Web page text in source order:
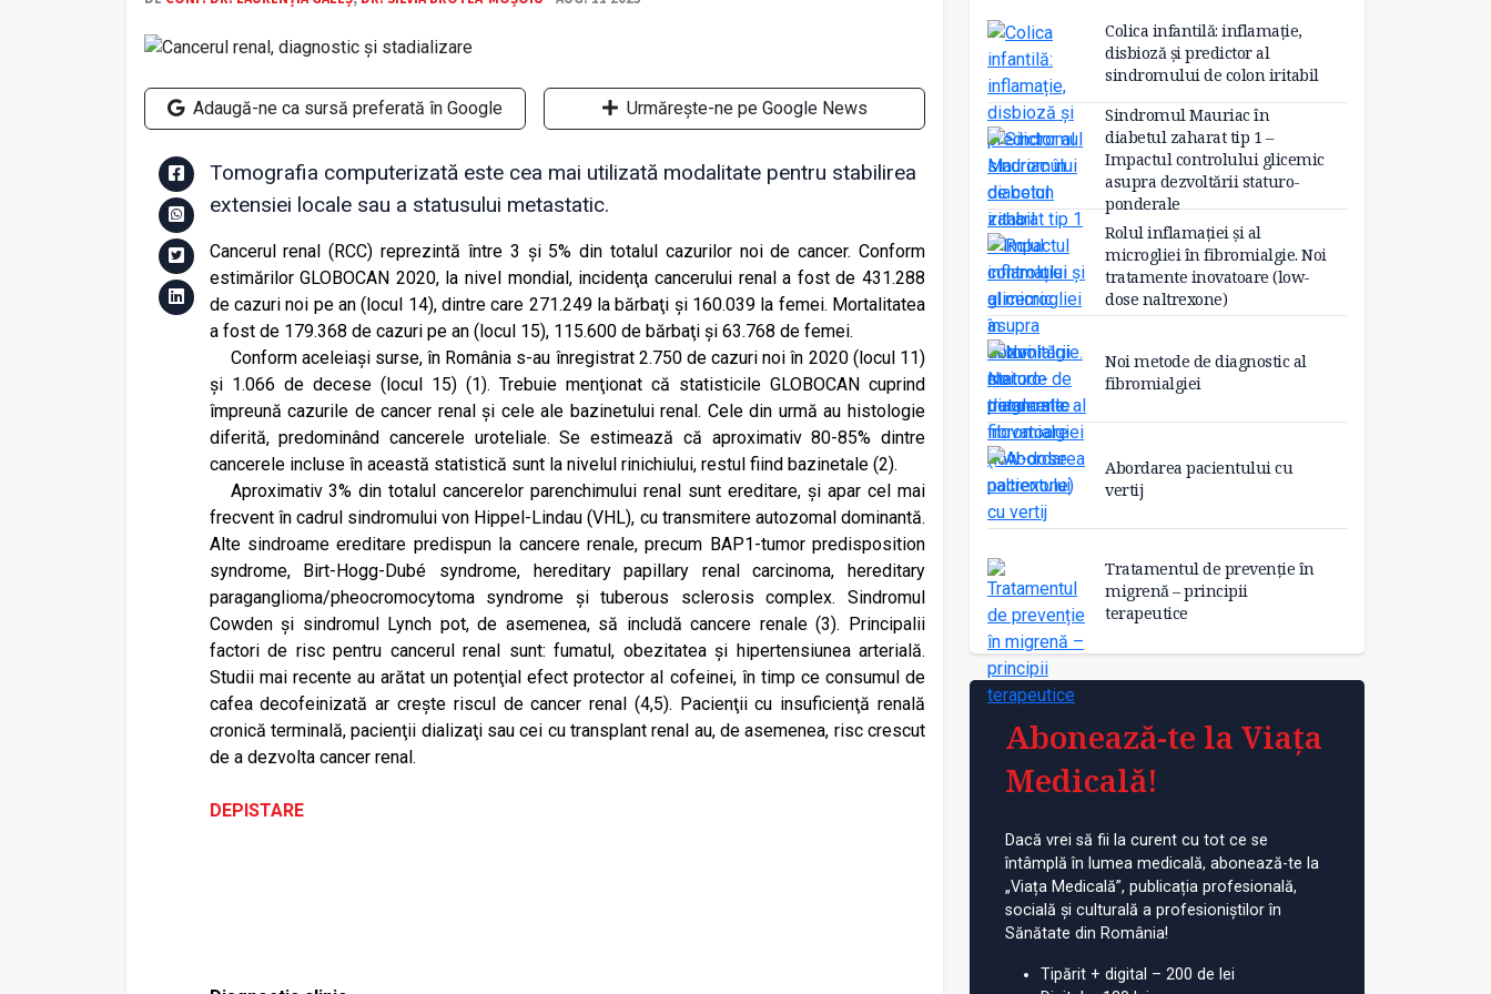
Adaugă-ne ca sursă preferată în Google Urmărește-ne pe Google News
Tomografia computerizată este cea mai utilizată modalitate pentru stabilirea
extensiei locale sau a statusului metastatic.
Cancerul renal (RCC) reprezintă între 3 și 5% din totalul cazurilor noi de cancer. Conform
estimărilor GLOBOCAN 2020, la nivel mondial, incidenţa cancerului renal a fost de 431.288
de cazuri noi pe an (locul 14), dintre care 271.249 la bărbaţi și 160.039 la femei. Mortalitatea
a fost de 179.368 de cazuri pe an (locul 15), 115.600 de bărbaţi și 63.768 de femei.
Conform aceleiași surse, în România s-au înregistrat 2.750 de cazuri noi în 2020 (locul 11)
și 1.066 de decese (locul 15) (1). Trebuie menţionat că statisticile GLOBOCAN cuprind
împreună cazurile de cancer renal și cele ale bazinetului renal. Cele din urmă au histologie
diferită, predominând cancerele uroteliale. Se estimează că aproximativ 80-85% dintre
cancerele incluse în această statistică sunt la nivelul rinichiului, restul fiind bazinetale (2).
Aproximativ 3% din totalul cancerelor parenchimului renal sunt ereditare, și apar cel mai
frecvent în cadrul sindromului von Hippel-Lindau (VHL), cu transmitere autozomal dominantă.
Alte sindroame ereditare predispun la cancere renale, precum BAP1-tumor predisposition
syndrome, Birt-Hogg-Dubé syndrome, hereditary papillary renal carcinoma, hereditary
paraganglioma/pheocromocytoma syndrome și tuberous sclerosis complex. Sindromul
Cowden și sindromul Lynch pot, de asemenea, să includă cancere renale (3). Principalii
factori de risc pentru cancerul renal sunt: fumatul, obezitatea și hipertensiunea arterială.
Studii mai recente au arătat un potenţial efect protector al cofeinei, în timp ce consumul de
cafea decofeinizată ar crește riscul de cancer renal (4,5). Pacienţii cu insuficienţă renală
cronică terminală, pacienţii dializaţi sau cei cu transplant renal au, de asemenea, risc crescut
de a dezvolta cancer renal.
DEPISTARE
Colica infantilă: inflamație,
disbioză și predictor al
sindromului de colon iritabil
Sindromul Mauriac în
diabetul zaharat tip 1 –
Impactul controlului glicemic
asupra dezvoltării staturo-
ponderale
Rolul inflamației și al
microgliei în fibromialgie. Noi
tratamente inovatoare (low-
dose naltrexone)
Noi metode de diagnostic al
fibromialgiei
Abordarea pacientului cu
vertij
Tratamentul de prevenție în
migrenă – principii
terapeutice
Abonează-te la Viața
Medicală!
Dacă vrei să fii la curent cu tot ce se
întâmplă în lumea medicală, abonează-te la
„Viața Medicală”, publicația profesională,
socială și culturală a profesioniștilor în
Sănătate din România!
Tipărit + digital – 200 de lei